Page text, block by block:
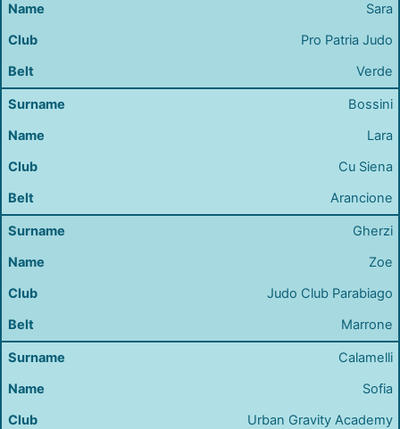
Sara
Pro Patria Judo
Verde
Bossini
Lara
Cu Siena
Arancione
Gherzi
Zoe
Judo Club Parabiago
Marrone
Calamelli
Sofia
Urban Gravity Academy